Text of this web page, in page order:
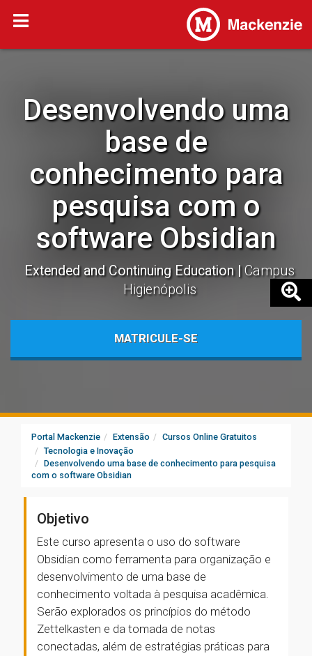
Desenvolvendo uma
base de
conhecimento para
pesquisa com o
software Obsidian
Extended and Continuing Education Campus
Higienópolis
MATRICULE-SE
Portal Mackenzie Extensão
Cursos Online Gratuitos
Tecnologia e Inovação
Desenvolvendo uma base de conhecimento para pesquisa
com o software Obsidian
Objetivo
Este curso apresenta o uso do software
Obsidian como ferramenta para organização e
desenvolvimento de uma base de
conhecimento voltada à pesquisa acadêmica.
Serão explorados os princípios do método
Zettelkasten e da tomada de notas
conectadas, além de estratégias práticas para